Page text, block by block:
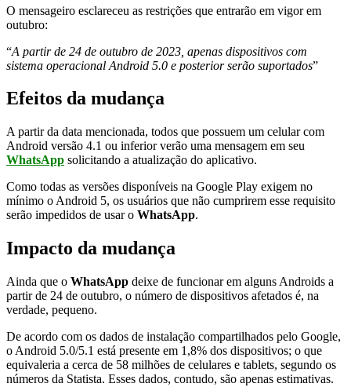
O mensageiro esclareceu as restrições que entrarão em vigor em
outubro:
“A partir de 24 de outubro de 2023, apenas dispositivos com
sistema operacional Android 5.0 e posterior serão suportados”
Efeitos da mudança
A partir da data mencionada, todos que possuem um celular com
Android versão 4.1 ou inferior verão uma mensagem em seu
WhatsApp solicitando a atualização do aplicativo.
Como todas as versões disponíveis na Google Play exigem no
mínimo o Android 5, os usuários que não cumprirem esse requisito
serão impedidos de usar o WhatsApp.
Impacto da mudança
Ainda que o WhatsApp deixe de funcionar em alguns Androids a
partir de 24 de outubro, o número de dispositivos afetados é, na
verdade, pequeno.
De acordo com os dados de instalação compartilhados pelo Google,
o Android 5.0/5.1 está presente em 1,8% dos dispositivos; o que
equivaleria a cerca de 58 milhões de celulares e tablets, segundo os
números da Statista. Esses dados, contudo, são apenas estimativas.